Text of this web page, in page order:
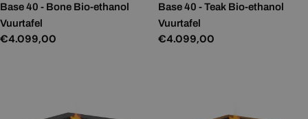
Base 40 - Bone Bio-ethanol
Vuurtafel
Normale
€4.099,00
Base 40 - Teak Bio-ethanol
Vuurtafel
Normale
€4.099,00